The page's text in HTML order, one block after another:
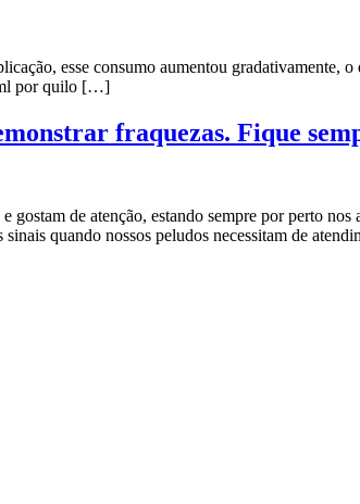
esse consumo aumentou gradativamente,
ml por quilo […]
fraquezas. Fique
de atenção, estando sempre por perto
sinais quando nossos peludos necessitam de